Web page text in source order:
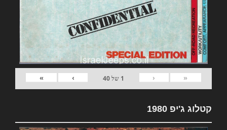
«
‹
1 של40
›
»
קטלוג ג'יפ 1980